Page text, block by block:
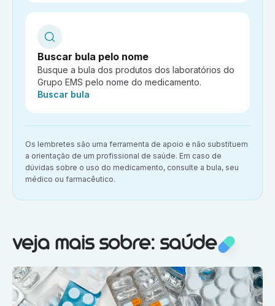
Buscar bula pelo nome
Busque a bula dos produtos dos laboratórios do
Grupo EMS pelo nome do medicamento.
Ação:
Buscar bula
Aviso importante:
Os lembretes são uma ferramenta de apoio e não substituem
a orientação de um profissional de saúde. Em caso de
dúvidas sobre o uso do medicamento, consulte a bula, seu
médico ou farmacêutico.
Veja mais sobre:Saúde
veja mais sobre: saúde